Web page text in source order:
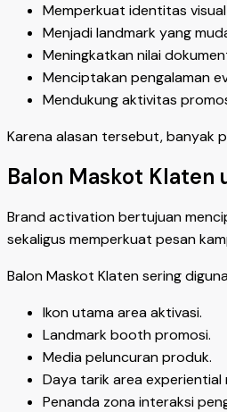
Memperkuat identitas
Menjadi landmark yang
Meningkatkan nilai
Menciptakan pengalaman
Mendukung aktivitas
Karena alasan tersebut, banyak
Balon Maskot
Brand activation bertujuan
sekaligus memperkuat pesan
Balon Maskot Klaten sering
Ikon utama area aktivasi.
Landmark booth promosi.
Media peluncuran produk.
Daya tarik area experiential
Penanda zona interaksi